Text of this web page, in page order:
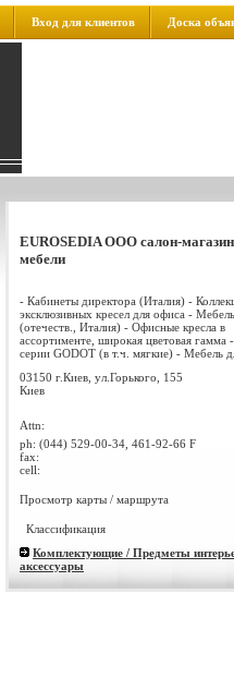
Вход для клиентов Доска
EUROSEDIA ООО салон-
мебели
- Кабинеты директора (Италия) -
эксклюзивных кресел для офиса -
(отечеств., Италия) - Офисные кресла в
ассортименте, широкая цветовая гамма
серии GODOT (в т.ч. мягкие) - Мебель
03150 г.Киев, ул.Горького, 155
Киев
Attn:
ph: (044) 529-00-34, 461-92-66 F
fax:
cell:
Просмотр карты / маршрута
Классификация
Комплектующие / Предметы
аксессуары